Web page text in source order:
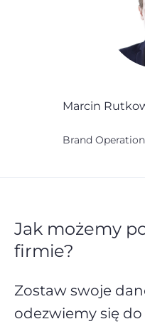
Marcin
Brand
Jak możemy
firmie?
Zostaw swoje
odezwiemy się do